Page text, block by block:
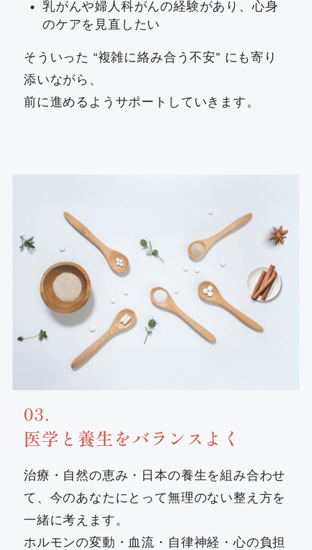
乳がんや婦人科がんの経験があり、心身
のケアを見直したい
そういった “複雑に絡み合う不安” にも寄り
添いながら、
前に進めるようサポートしていきます。
03．
医学と養生をバランスよく
治療・自然の恵み・日本の養生を組み合わせ
て、今のあなたにとって無理のない整え方を
一緒に考えます。
ホルモンの変動・血流・自律神経・心の負担